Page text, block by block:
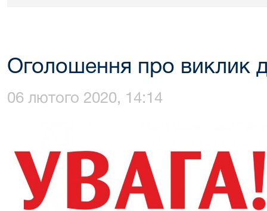
Оголошення про виклик
06 лютого 2020, 14:14